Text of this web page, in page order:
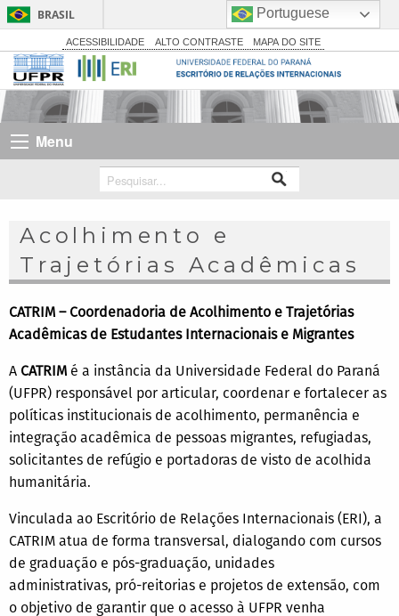
BRASIL
Simplifique!
Comunica BR
Participe
Acesso à informação
Canais
ACESSIBILIDADE ALTO CONTRASTE MAPA DO SITE
Menu
Acolhimento e
Trajetórias Acadêmicas
CATRIM – Coordenadoria de Acolhimento e Trajetórias
Acadêmicas de Estudantes Internacionais e Migrantes
A CATRIM é a instância da Universidade Federal do Paraná
(UFPR) responsável por articular, coordenar e fortalecer as
políticas institucionais de acolhimento, permanência e
integração acadêmica de pessoas migrantes, refugiadas,
solicitantes de refúgio e portadoras de visto de acolhida
humanitária.
Vinculada ao Escritório de Relações Internacionais (ERI), a
CATRIM atua de forma transversal, dialogando com cursos
de graduação e pós-graduação, unidades
administrativas, pró-reitorias e projetos de extensão, com
o objetivo de garantir que o acesso à UFPR venha
Portuguese